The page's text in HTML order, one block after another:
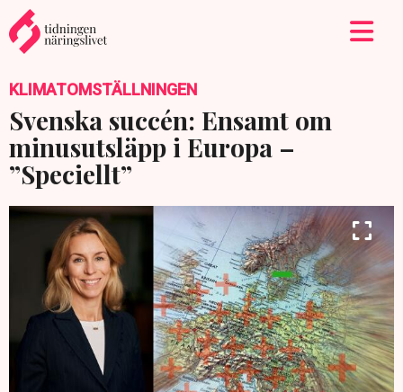
KLIMATOMSTÄLLNINGEN
Svenska succén: Ensamt om
minusutsläpp i Europa –
”Speciellt”